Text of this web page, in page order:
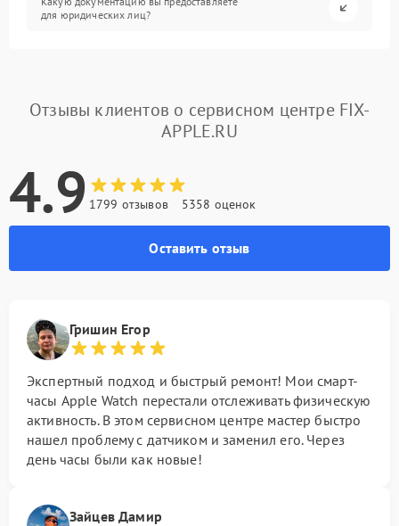
для юридических лиц?
Отзывы клиентов о сервисном центре FIX-
APPLE.RU
4.9 1799 отзывов 5358 оценок
Оставить отзыв
Гришин Егор
Экспертный подход и быстрый ремонт! Мои смарт-
часы Apple Watch перестали отслеживать физическую
активность. В этом сервисном центре мастер быстро
нашел проблему с датчиком и заменил его. Через
день часы были как новые!
Зайцев Дамир